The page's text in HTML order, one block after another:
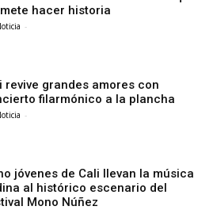
hacer historia
-
revive grandes amores con
filarmónico a la plancha
-
jóvenes de Cali llevan la música
al histórico escenario del
Mono Núñez